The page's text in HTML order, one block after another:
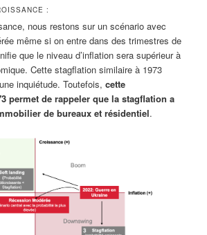
:
nous restons sur un scénario avec
même si on entre dans des trimestres de
que le niveau d’inflation sera supérieur à
Cette stagflation similaire à 1973
inquiétude. Toutefois,cette
permet de rappeler que la stagflation a
de bureaux et résidentiel.